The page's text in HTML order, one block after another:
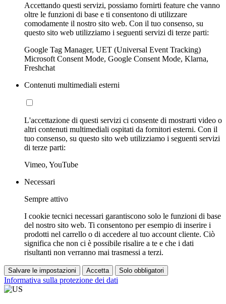
Accettando questi servizi, possiamo fornirti feature che vanno
oltre le funzioni di base e ti consentono di utilizzare
comodamente il nostro sito web. Con il tuo consenso, su
questo sito web utilizziamo i seguenti servizi di terze parti:
Google Tag Manager, UET (Universal Event Tracking)
Microsoft Consent Mode, Google Consent Mode, Klarna,
Freshchat
Contenuti multimediali esterni
L'accettazione di questi servizi ci consente di mostrarti video o
altri contenuti multimediali ospitati da fornitori esterni. Con il
tuo consenso, su questo sito web utilizziamo i seguenti servizi
di terze parti:
Vimeo, YouTube
Necessari
Sempre attivo
I cookie tecnici necessari garantiscono solo le funzioni di base
del nostro sito web. Ti consentono per esempio di inserire i
prodotti nel carrello o di accedere al tuo account cliente. Ciò
significa che non ci è possibile risalire a te e che i dati
risultanti non verranno mai trasmessi a terzi.
Salvare le impostazioni Accetta Solo obbligatori
Informativa sulla protezione dei dati